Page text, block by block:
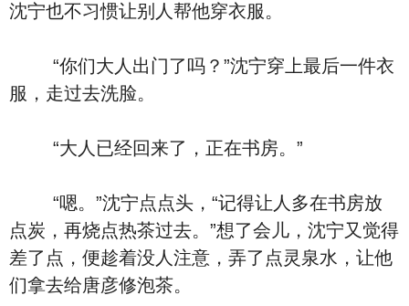
沈宁也不习惯让别人帮他穿衣服。
“你们大人出门了吗？”沈宁穿上最后一件衣
服，走过去洗脸。
“大人已经回来了，正在书房。”
“嗯。”沈宁点点头，“记得让人多在书房放
点炭，再烧点热茶过去。”想了会儿，沈宁又觉得
差了点，便趁着没人注意，弄了点灵泉水，让他
们拿去给唐彦修泡茶。